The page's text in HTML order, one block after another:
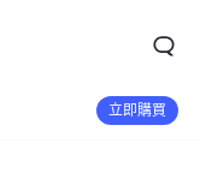
立即購買